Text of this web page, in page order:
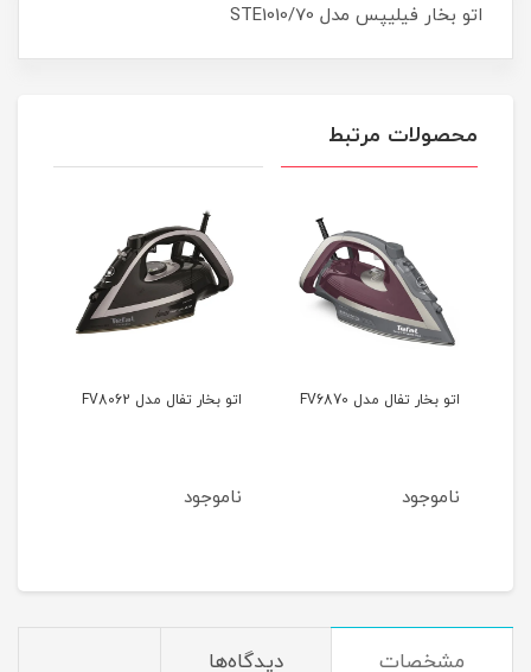
اتو بخار فیلیپس مدل STE1010/70
محصولات مرتبط
اتو بخار تفال مدل FV6870
ناموجود
اتو بخار تفال مدل FV8062
ناموجود
مشخصات دیدگاه‌ها